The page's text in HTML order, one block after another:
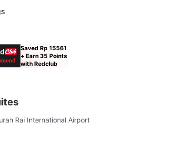
Saved Rp 15561
+ Earn 35 Points
with Redclub
Rai International Airport